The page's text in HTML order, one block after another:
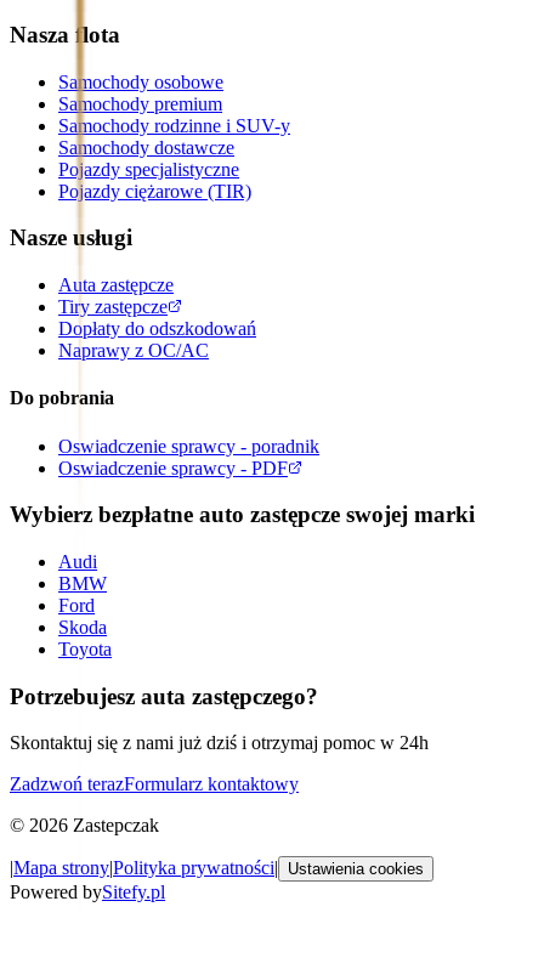
Nasza flota
Samochody osobowe
Samochody premium
Samochody rodzinne i SUV-y
Samochody dostawcze
Pojazdy specjalistyczne
Pojazdy ciężarowe (TIR)
Nasze usługi
Auta zastępcze
Tiry zastępcze
Dopłaty do odszkodowań
Naprawy z OC/AC
Do pobrania
Oswiadczenie sprawcy - poradnik
Oswiadczenie sprawcy - PDF
Wybierz bezpłatne auto zastępcze swojej marki
Audi
BMW
Ford
Skoda
Toyota
Potrzebujesz auta zastępczego?
Skontaktuj się z nami już dziś i otrzymaj pomoc w 24h
Zadzwoń terazFormularz kontaktowy
© 2026 Zastepczak
Mapa stronyPolityka prywatności Ustawienia cookies
Powered bySitefy.pl